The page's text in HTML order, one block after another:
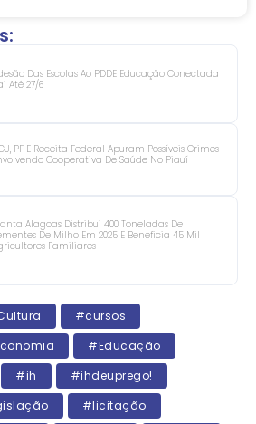
Das Escolas Ao PDDE Educação Conectada
Até 27/6
PF E Receita Federal Apuram Possíveis Crimes
Cooperativa De Saúde No Piauí
Alagoas Distribui 400 Toneladas De
De Milho Em 2025 E Beneficia 45 Mil
Familiares
#cursos
#Educação
#ih
#ihdeuprego!
#licitação